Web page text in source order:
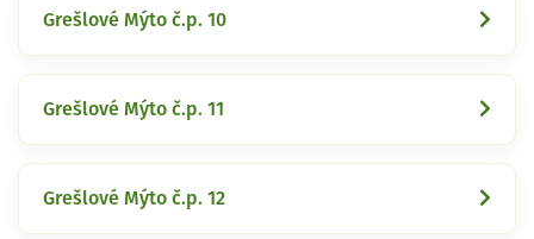
Grešlové Mýto č.p. 10
Grešlové Mýto č.p. 11
Grešlové Mýto č.p. 12